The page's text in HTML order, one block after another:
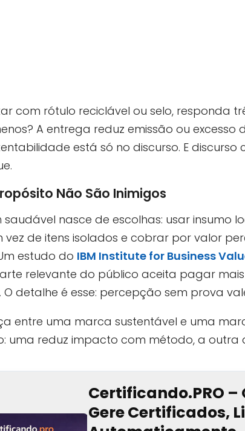
com rótulo reciclável ou selo, responda
A entrega reduz emissão ou excesso
está só no discurso. E
Não São Inimigos
nasce de escolhas: usar insumo
vez de itens isolados e cobrar por valor
estudo do IBM Institute for Business
relevante do público aceita pagar
O detalhe é esse: percepção sem prova
entre uma marca sustentável e uma
uma reduz impacto com método, a
Certificando.PRO –
Gere Certificados,